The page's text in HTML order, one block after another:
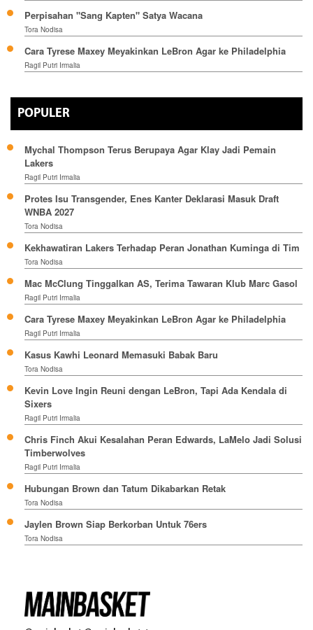
Perpisahan "Sang Kapten" Satya Wacana
Tora Nodisa
Cara Tyrese Maxey Meyakinkan LeBron Agar ke Philadelphia
Ragil Putri Irmalia
POPULER
Mychal Thompson Terus Berupaya Agar Klay Jadi Pemain
Lakers
Ragil Putri Irmalia
Protes Isu Transgender, Enes Kanter Deklarasi Masuk Draft
WNBA 2027
Tora Nodisa
Kekhawatiran Lakers Terhadap Peran Jonathan Kuminga di Tim
Tora Nodisa
Mac McClung Tinggalkan AS, Terima Tawaran Klub Marc Gasol
Ragil Putri Irmalia
Cara Tyrese Maxey Meyakinkan LeBron Agar ke Philadelphia
Ragil Putri Irmalia
Kasus Kawhi Leonard Memasuki Babak Baru
Tora Nodisa
Kevin Love Ingin Reuni dengan LeBron, Tapi Ada Kendala di
Sixers
Ragil Putri Irmalia
Chris Finch Akui Kesalahan Peran Edwards, LaMelo Jadi Solusi
Timberwolves
Ragil Putri Irmalia
Hubungan Brown dan Tatum Dikabarkan Retak
Tora Nodisa
Jaylen Brown Siap Berkorban Untuk 76ers
Tora Nodisa